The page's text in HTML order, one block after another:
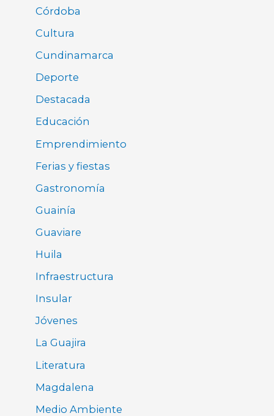
Córdoba
Cultura
Cundinamarca
Deporte
Destacada
Educación
Emprendimiento
Ferias y fiestas
Gastronomía
Guainía
Guaviare
Huila
Infraestructura
Insular
Jóvenes
La Guajira
Literatura
Magdalena
Medio Ambiente